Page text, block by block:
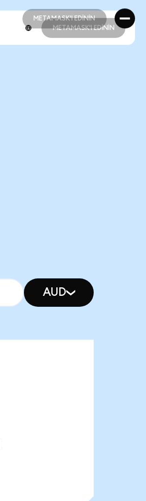
METAMASK'I EDİNİN
METAMASK'I EDİNİN
METAMASK'I EDİNİN
AUD